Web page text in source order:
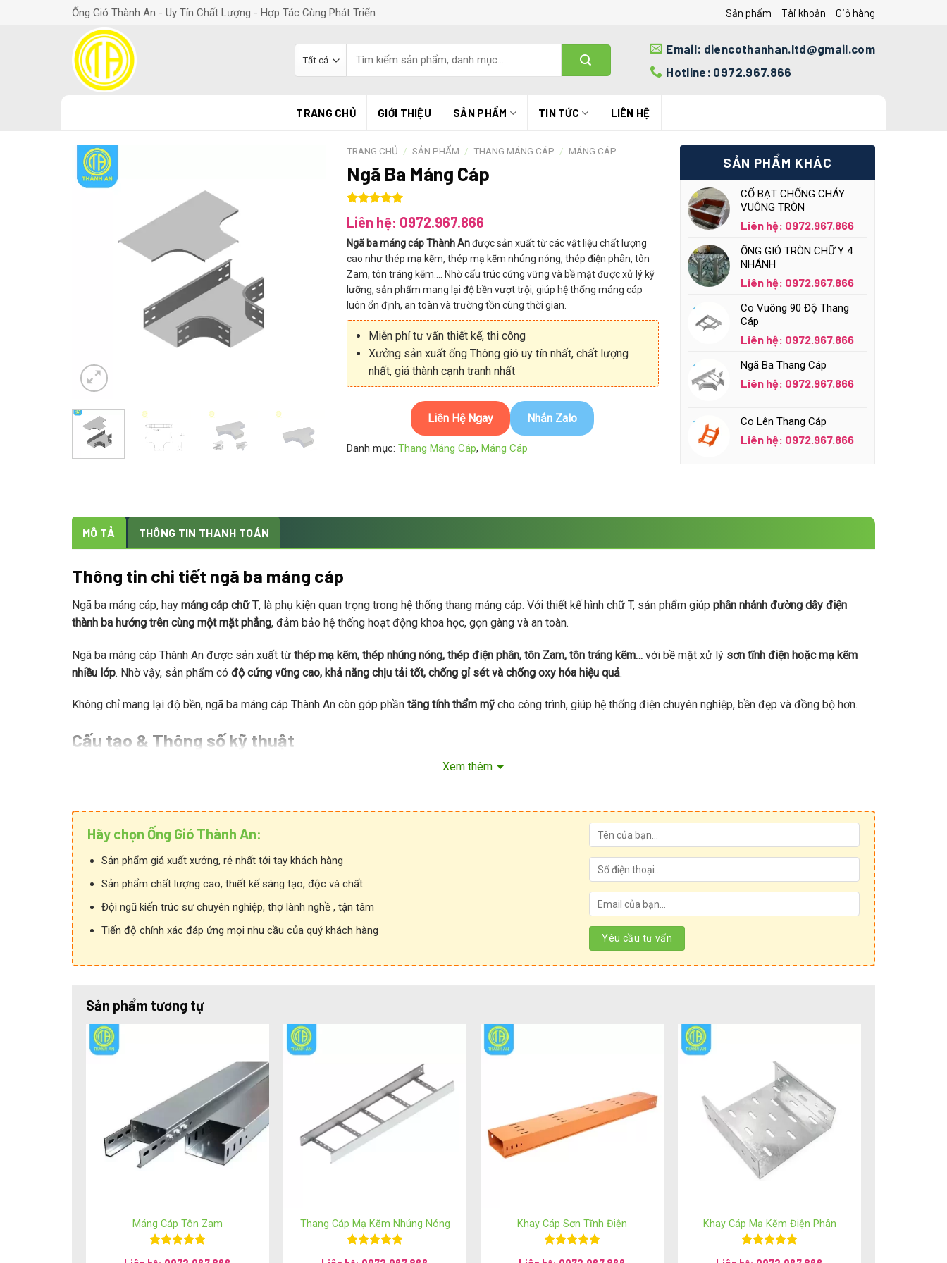
Ống Gió Thành An - Uy Tín Chất Lượng - Hợp Tác Cùng Phát Triển Sản phẩm Tài khoản Giỏ hàng
kiếm:
Email: diencothanhan.ltd@gmail.com
Hotline: 0972.967.866
TRANG CHỦ GIỚI THIỆU SẢN PHẨM TIN TỨC LIÊN HỆ
TRANG CHỦ / SẢN PHẨM / THANG MÁNG CÁP / MÁNG CÁP
Ngã Ba Máng Cáp
5.00
dựa trên
đánh giá
Liên hệ: 0972.967.866
Ngã ba máng cáp Thành Anđược sản xuất từ các vật liệu chất lượng
cao như thép mạ kẽm, thép mạ kẽm nhúng nóng, thép điện phân, tôn
Zam, tôn tráng kẽm…. Nhờ cấu trúc cứng vững và bề mặt được xử lý kỹ
lưỡng, sản phẩm mang lại độ bền vượt trội, giúp hệ thống máng cáp
luôn ổn định, an toàn và trường tồn cùng thời gian.
Miễn phí tư vấn thiết kế, thi công
Xưởng sản xuất ống Thông gió uy tín nhất, chất lượng
nhất, giá thành cạnh tranh nhất
Liên Hệ Ngay Nhắn Zalo
Danh mục: Thang Máng Cáp, Máng Cáp
SẢN PHẨM KHÁC
CỔ BẠT CHỐNG CHÁY
VUÔNG TRÒN
Liên hệ: 0972.967.866
ỐNG GIÓ TRÒN CHỮ Y 4
NHÁNH
Liên hệ: 0972.967.866
Co Vuông 90 Độ Thang
Cáp
Liên hệ: 0972.967.866
Ngã Ba Thang Cáp
Liên hệ: 0972.967.866
Co Lên Thang Cáp
Liên hệ: 0972.967.866
MÔ TẢ THÔNG TIN THANH TOÁN
Thông tin chi tiết ngã ba máng cáp
Ngã ba máng cáp, hay máng cáp chữ T, là phụ kiện quan trọng trong hệ thống thang máng cáp. Với thiết kế hình chữ T, sản phẩm giúp phân nhánh đường dây điện
thành ba hướng trên cùng một mặt phẳng, đảm bảo hệ thống hoạt động khoa học, gọn gàng và an toàn.
Ngã ba máng cáp Thành An được sản xuất từ thép mạ kẽm, thép nhúng nóng, thép điện phân, tôn Zam, tôn tráng kẽm… với bề mặt xử lý sơn tĩnh điện hoặc mạ kẽm
nhiều lớp. Nhờ vậy, sản phẩm có độ cứng vững cao, khả năng chịu tải tốt, chống gỉ sét và chống oxy hóa hiệu quả.
Không chỉ mang lại độ bền, ngã ba máng cáp Thành An còn góp phần tăng tính thẩm mỹ cho công trình, giúp hệ thống điện chuyên nghiệp, bền đẹp và đồng bộ hơn.
Cấu tạo & Thông số kỹ thuật
Thép mạ kẽm
Xem thêm
Hãy chọn Ống Gió Thành An:
Sản phẩm giá xuất xưởng, rẻ nhất tới tay khách hàng
Sản phẩm chất lượng cao, thiết kế sáng tạo, độc và chất
Đội ngũ kiến trúc sư chuyên nghiệp, thợ lành nghề , tận tâm
Tiến độ chính xác đáp ứng mọi nhu cầu của quý khách hàng
Sản phẩm tương tự
Máng Cáp Tôn Zam Thang Cáp Mạ Kẽm Nhúng Nóng Khay Cáp Sơn Tĩnh Điện Khay Cáp Mạ Kẽm Điện Phân